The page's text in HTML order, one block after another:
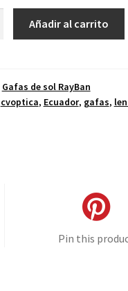
Añadir al carrito
Gafas de sol RayBan
cvoptica, Ecuador, gafas,
Pin this